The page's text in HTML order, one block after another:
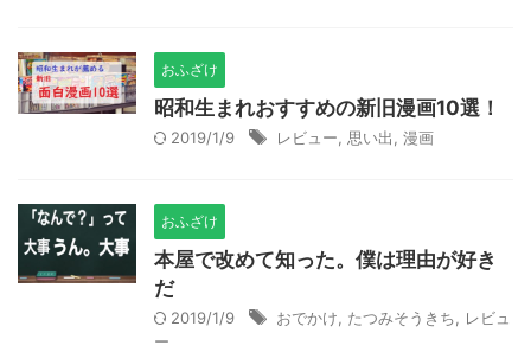
おふざけ
昭和生まれおすすめの新旧漫画10選！
2019/1/9 レビュー 思い出 漫画
おふざけ
本屋で改めて知った。僕は理由が好き
だ
2019/1/9 おでかけ たつみそうきち
レビュ
ー